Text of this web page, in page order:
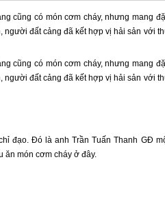
cũng có món cơm cháy, nhưng mang
người đất cảng đã kết hợp vị hải sản với
cũng có món cơm cháy, nhưng mang
người đất cảng đã kết hợp vị hải sản với
đạo. Đó là anh Trần Tuấn Thanh GĐ
ăn món cơm cháy ở đây.